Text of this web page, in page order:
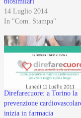
14 Luglio 2014
In "Com. Stampa"
Direfarecuore: a Torino la
prevenzione
inizia in farmacia